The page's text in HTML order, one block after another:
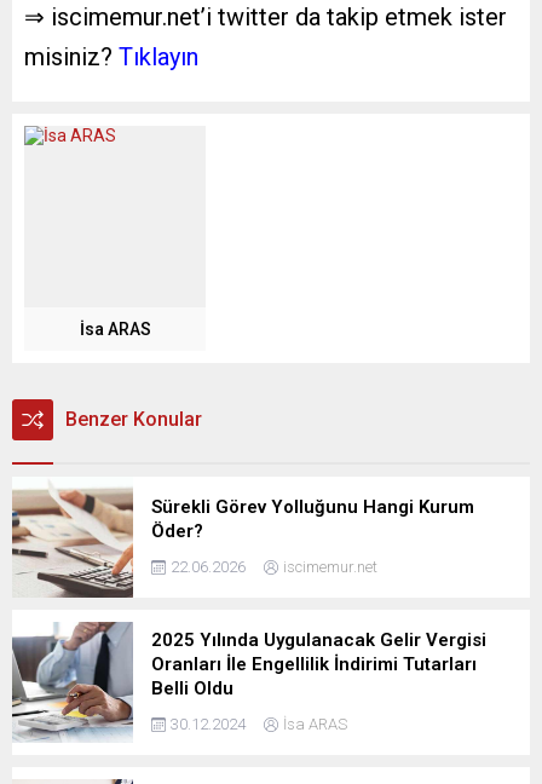
⇒ iscimemur.net’i twitter da takip etmek ister
misiniz? Tıklayın
İsa ARAS
Benzer Konular
Sürekli Görev Yolluğunu Hangi Kurum
Öder?
22.06.2026 iscimemur.net
2025 Yılında Uygulanacak Gelir Vergisi
Oranları İle Engellilik İndirimi Tutarları
Belli Oldu
30.12.2024 İsa ARAS